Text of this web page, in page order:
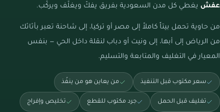
عفش يغطي كل مدن السعودية بفريق يفكّ ويغلّف ويركّب.
من حاوية تحمل بيتاً كاملاً إلى مصر أو تركيا، إلى شاحنة تعبر بأثاثك
من الرياض إلى أبها، إلى ونيت أو دباب لنقلة داخل الحي — بنفس
المعيار في التغليف والمتابعة والتسليم.
سعر مكتوب قبل التنفيذ من يعاين هو من ينفّذ
تغليف قبل الحمل جرد مكتوب للقطع تخليص وإفراج